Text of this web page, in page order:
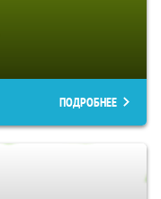
ПОДРОБНЕЕ